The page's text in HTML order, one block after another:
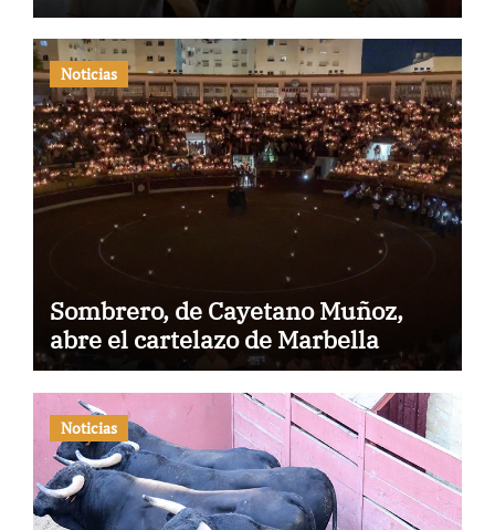
Noticias
Sombrero, de Cayetano Muñoz,
abre el cartelazo de Marbella
Noticias